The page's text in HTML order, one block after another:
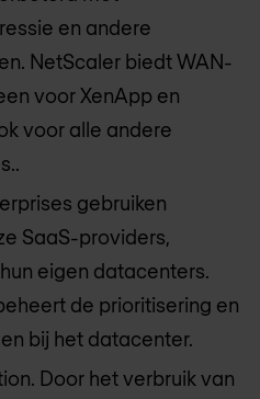
en andere
NetScaler biedt WAN-
voor XenApp en
voor alle andere
gebruiken
SaaS-providers,
eigen datacenters.
de prioritisering en
bij het datacenter.
Door het verbruik van